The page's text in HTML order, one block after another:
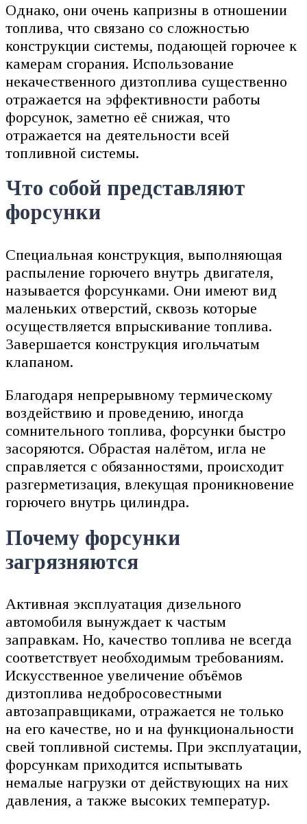
Однако, они очень капризны в отношении
топлива, что связано со сложностью
конструкции системы, подающей горючее к
камерам сгорания. Использование
некачественного дизтоплива существенно
отражается на эффективности работы
форсунок, заметно её снижая, что
отражается на деятельности всей
топливной системы.
Что собой представляют
форсунки
Специальная конструкция, выполняющая
распыление горючего внутрь двигателя,
называется форсунками. Они имеют вид
маленьких отверстий, сквозь которые
осуществляется впрыскивание топлива.
Завершается конструкция игольчатым
клапаном.
Благодаря непрерывному термическому
воздействию и проведению, иногда
сомнительного топлива, форсунки быстро
засоряются. Обрастая налётом, игла не
справляется с обязанностями, происходит
разгерметизация, влекущая проникновение
горючего внутрь цилиндра.
Почему форсунки
загрязняются
Активная эксплуатация дизельного
автомобиля вынуждает к частым
заправкам. Но, качество топлива не всегда
соответствует необходимым требованиям.
Искусственное увеличение объёмов
дизтоплива недобросовестными
автозаправщиками, отражается не только
на его качестве, но и на функциональности
свей топливной системы. При эксплуатации,
форсункам приходится испытывать
немалые нагрузки от действующих на них
давления, а также высоких температур.